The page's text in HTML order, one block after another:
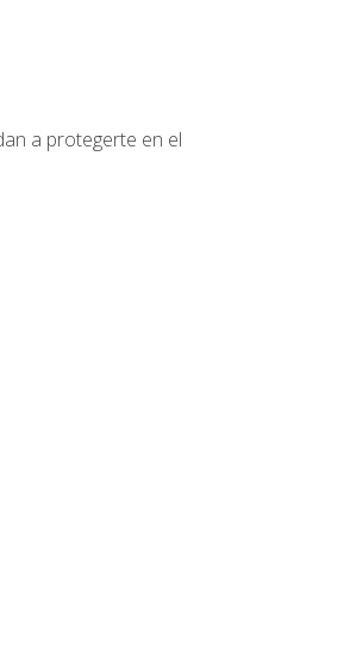
a protegerte en el